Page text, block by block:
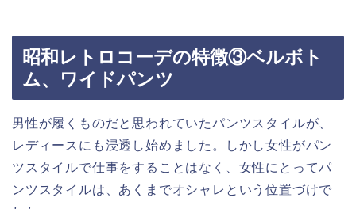
昭和レトロコーデの特徴③ベルボト
ム、ワイドパンツ
男性が履くものだと思われていたパンツスタイルが、
レディースにも浸透し始めました。しかし女性がパン
ツスタイルで仕事をすることはなく、女性にとってパ
ンツスタイルは、あくまでオシャレという位置づけで